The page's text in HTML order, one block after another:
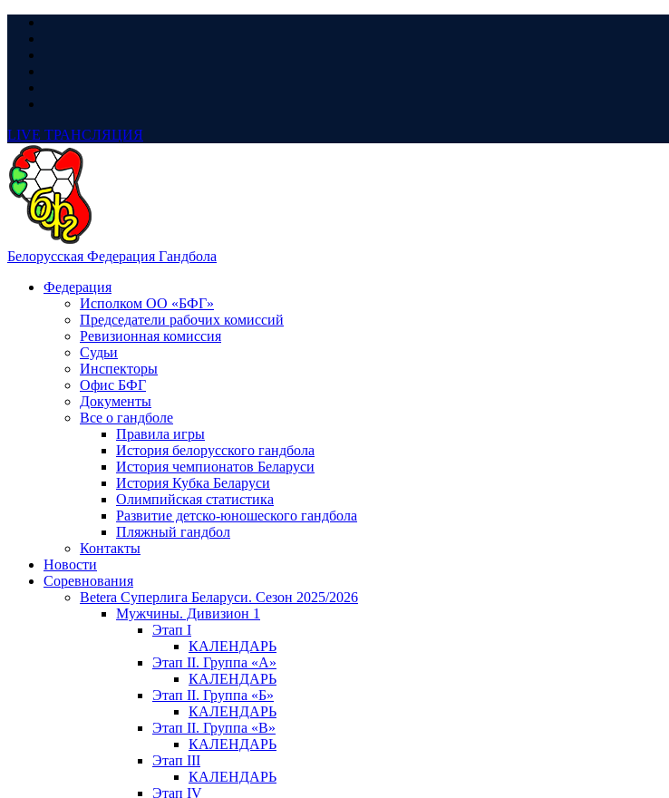
LIVE ТРАНСЛЯЦИЯ
Белорусская Федерация Гандбола
Федерация
Исполком ОО «БФГ»
Председатели рабочих комиссий
Ревизионная комиссия
Судьи
Инспекторы
Офис БФГ
Документы
Все о гандболе
Правила игры
История белорусского гандбола
История чемпионатов Беларуси
История Кубка Беларуси
Олимпийская статистика
Развитие детско-юношеского гандбола
Пляжный гандбол
Контакты
Новости
Соревнования
Betera Суперлига Беларуси. Сезон 2025/2026
Мужчины. Дивизион 1
Этап I
КАЛЕНДАРЬ
Этап II. Группа «А»
КАЛЕНДАРЬ
Этап II. Группа «Б»
КАЛЕНДАРЬ
Этап II. Группа «В»
КАЛЕНДАРЬ
Этап III
КАЛЕНДАРЬ
Этап IV